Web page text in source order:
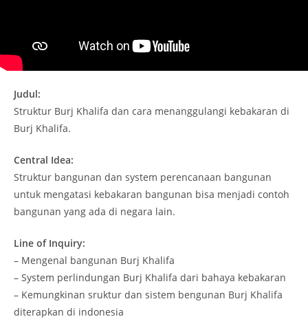
Judul:
Struktur Burj Khalifa dan cara menanggulangi kebakaran di
Burj Khalifa.
Central Idea:
Struktur bangunan dan system perencanaan bangunan
untuk mengatasi kebakaran bangunan bisa menjadi contoh
bangunan yang ada di negara lain.
Line of Inquiry:
– Mengenal bangunan Burj Khalifa
– System perlindungan Burj Khalifa dari bahaya kebakaran
– Kemungkinan sruktur dan sistem bengunan Burj Khalifa
diterapkan di indonesia